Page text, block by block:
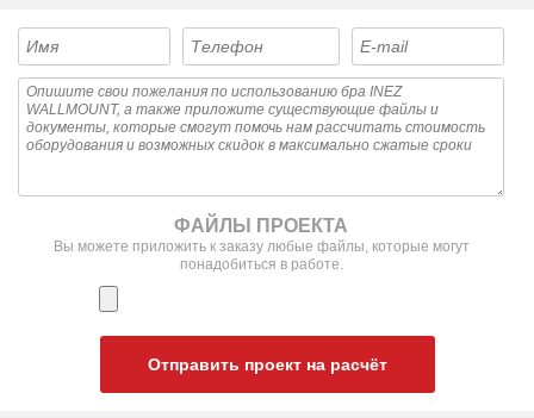
ФАЙЛЫ ПРОЕКТА
Вы можете приложить к заказу любые файлы, которые могут
понадобиться в работе.
Отправить проект на расчёт